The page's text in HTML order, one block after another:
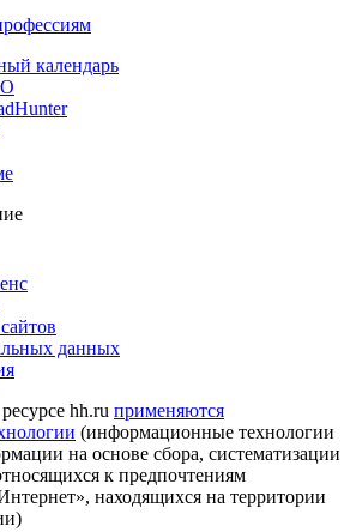
календарь
данных
hh.ru применяются
(информационные технологии
на основе сбора, систематизации
к предпочтениям
находящихся на территории